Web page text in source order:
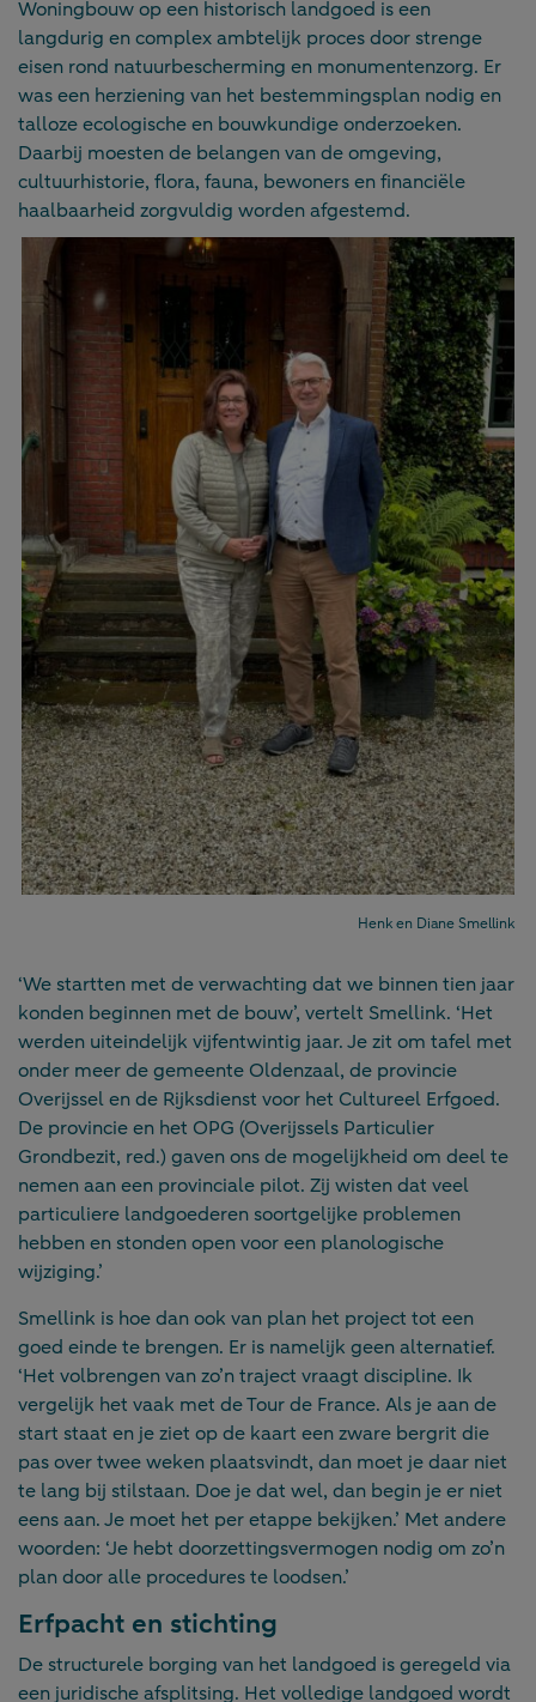
Woningbouw op een historisch landgoed is een
langdurig en complex ambtelijk proces door strenge
eisen rond natuur­bescherming en monumentenzorg. Er
was een herziening van het bestemming­splan nodig en
talloze ecologische en bouwkundige onderzoeken.
Daarbij moesten de belangen van de omgeving,
cultuurhistorie, flora, fauna, bewoners en financiële
haalbaarheid zorgvuldig worden afgestemd.
Henk en Diane Smellink
‘We startten met de verwachting dat we binnen tien jaar
konden beginnen met de bouw’, vertelt Smellink. ‘Het
werden uiteindelijk vijfentwintig jaar. Je zit om tafel met
onder meer de gemeente Oldenzaal, de provincie
Overijssel en de Rijksdienst voor het Cultureel Erfgoed.
De provincie en het OPG (Overijssels Particulier
Grondbezit, red.) gaven ons de mogelijkheid om deel te
nemen aan een provinciale pilot. Zij wisten dat veel
particuliere landgoederen soortgelijke problemen
hebben en stonden open voor een planologische
wijziging.’
Smellink is hoe dan ook van plan het project tot een
goed einde te brengen. Er is namelijk geen alternatief.
‘Het volbrengen van zo’n traject vraagt discipline. Ik
vergelijk het vaak met de Tour de France. Als je aan de
start staat en je ziet op de kaart een zware bergrit die
pas over twee weken plaatsvindt, dan moet je daar niet
te lang bij stilstaan. Doe je dat wel, dan begin je er niet
eens aan. Je moet het per etappe bekijken.’ Met andere
woorden: ‘Je hebt doorzettingsvermogen nodig om zo’n
plan door alle procedures te loodsen.’
Erfpacht en stichting
De structurele borging van het landgoed is geregeld via
een juridische afsplitsing. Het volledige landgoed wordt